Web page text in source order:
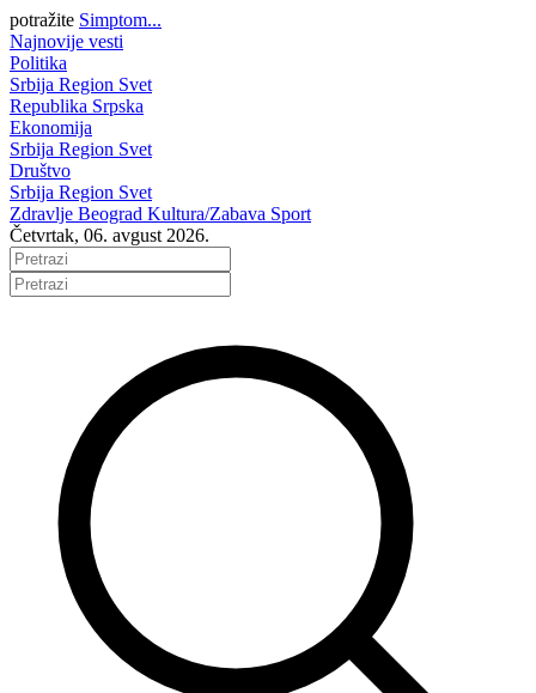
potražite Simptom...
Najnovije vesti
Politika
Srbija Region Svet
Republika Srpska
Ekonomija
Srbija Region Svet
Društvo
Srbija Region Svet
Zdravlje Beograd Kultura/Zabava Sport
Četvrtak, 06. avgust 2026.